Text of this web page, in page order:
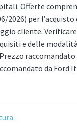
Offerte
2026) per
cliente.
e delle
da Ford